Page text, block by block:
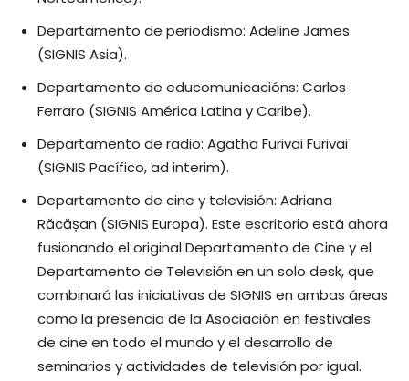
Departamento de periodismo: Adeline James
(SIGNIS Asia).
Departamento de educomunicacións: Carlos
Ferraro (SIGNIS América Latina y Caribe).
Departamento de radio: Agatha Furivai Furivai
(SIGNIS Pacífico, ad interim).
Departamento de cine y televisión: Adriana
Răcășan (SIGNIS Europa). Este escritorio está ahora
fusionando el original Departamento de Cine y el
Departamento de Televisión en un solo desk, que
combinará las iniciativas de SIGNIS en ambas áreas
como la presencia de la Asociación en festivales
de cine en todo el mundo y el desarrollo de
seminarios y actividades de televisión por igual.